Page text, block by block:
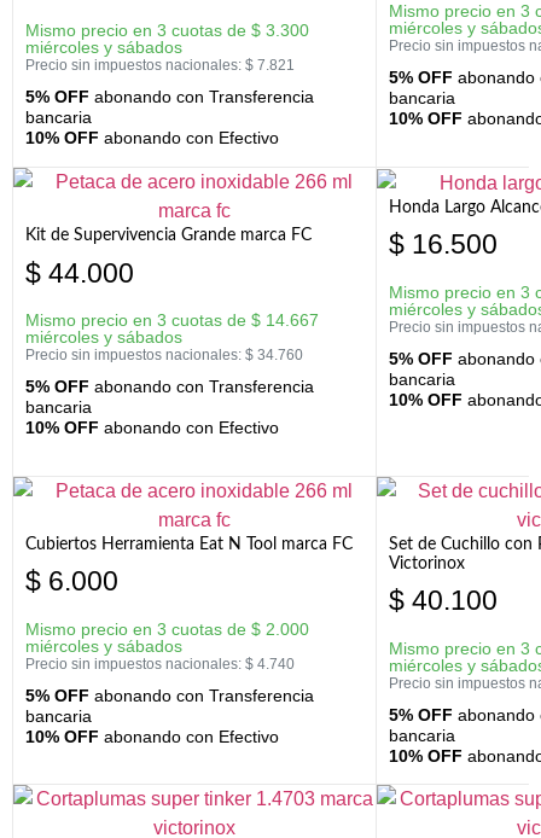
Mismo precio en 3 cuotas de $ 3.300
miércoles y sábados
Precio sin impuestos nacionales: $ 7.821
5% OFF abonando con Transferencia
bancaria
10% OFF abonando con Efectivo
Mismo precio en 3
miércoles y
Precio sin impuestos
5% OFF abonando
bancaria
10% OFF
Kit de Supervivencia Grande marca FC
$ 44.000
Mismo precio en 3 cuotas de $ 14.667
miércoles y sábados
Precio sin impuestos nacionales: $ 34.760
5% OFF abonando con Transferencia
bancaria
10% OFF abonando con Efectivo
Honda Largo
$ 16.500
Mismo precio en 3
miércoles y
Precio sin impuestos
5% OFF abonando
bancaria
10% OFF
Cubiertos Herramienta Eat N Tool marca FC
$ 6.000
Mismo precio en 3 cuotas de $ 2.000
miércoles y sábados
Precio sin impuestos nacionales: $ 4.740
5% OFF abonando con Transferencia
bancaria
10% OFF abonando con Efectivo
Set de Cuchillo con
Victorinox
$ 40.100
Mismo precio en 3
miércoles y
Precio sin impuestos
5% OFF abonando
bancaria
10% OFF